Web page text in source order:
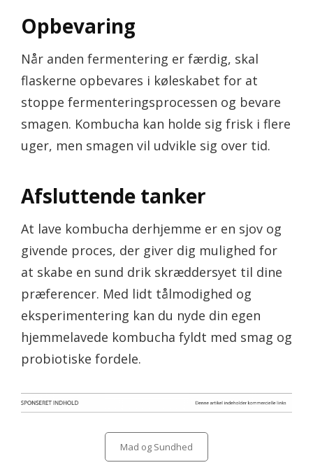
Opbevaring
Når anden fermentering er færdig, skal
flaskerne opbevares i køleskabet for at
stoppe fermenteringsprocessen og bevare
smagen. Kombucha kan holde sig frisk i flere
uger, men smagen vil udvikle sig over tid.
Afsluttende tanker
At lave kombucha derhjemme er en sjov og
givende proces, der giver dig mulighed for
at skabe en sund drik skræddersyet til dine
præferencer. Med lidt tålmodighed og
eksperimentering kan du nyde din egen
hjemmelavede kombucha fyldt med smag og
probiotiske fordele.
Categories
Mad og Sundhed